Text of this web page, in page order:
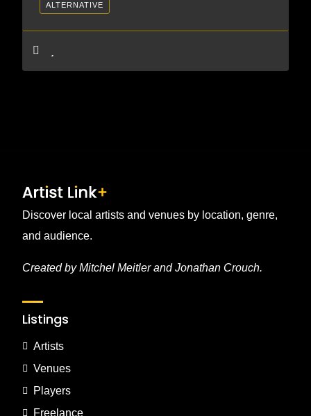
ALTERNATIVE
Discover local artists and venues by location, genre,
and audience.
Created by Mitchel Meitler and Jonathan Crouch.
Listings
Artists
Venues
Players
Freelance